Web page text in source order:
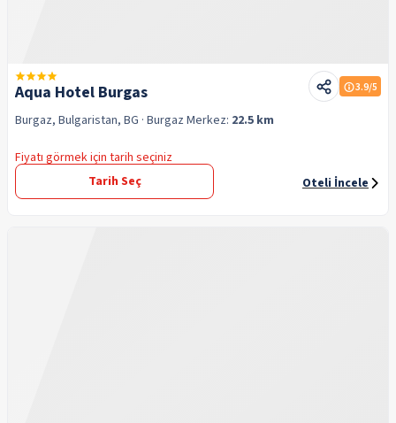
Aqua Hotel Burgas 3.9/5
Burgaz, Bulgaristan, BG · Burgaz Merkez: 22.5 km
Fiyatı görmek için tarih seçiniz
Tarih Seç
Oteli İncele